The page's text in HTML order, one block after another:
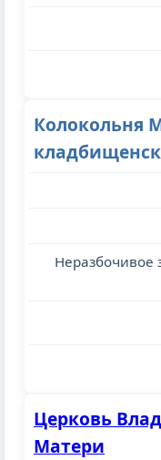
Колокольня
Неразбочивое
Церковь
Матери